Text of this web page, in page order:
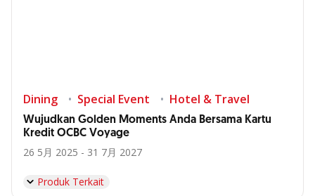
Dining Special Event Hotel & Travel
Wujudkan Golden Moments Anda Bersama Kartu
Kredit OCBC Voyage
26 5月 2025 - 31 7月 2027
Produk Terkait